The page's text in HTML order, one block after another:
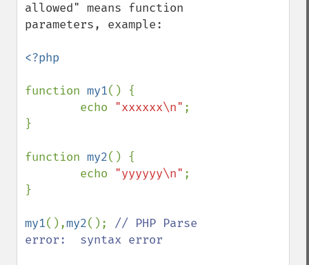
allowed" means function
parameters, example:
<?php
function my1() {
        echo
"xxxxxx\n" ;
}
function my2() {
        echo
"yyyyyy\n" ;
}
my1(),my2(); // PHP Parse
error:  syntax error